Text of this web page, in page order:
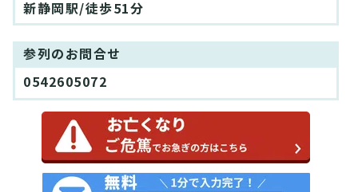
新静岡駅/徒歩51分
参列のお問合せ
0542605072